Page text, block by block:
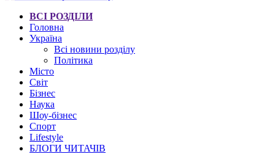
ВСІ РОЗДІЛИ
Головна
Україна
Всі новини розділу
Політика
Місто
Світ
Бізнес
Наука
Шоу-бізнес
Спорт
Lifestyle
БЛОГИ ЧИТАЧІВ